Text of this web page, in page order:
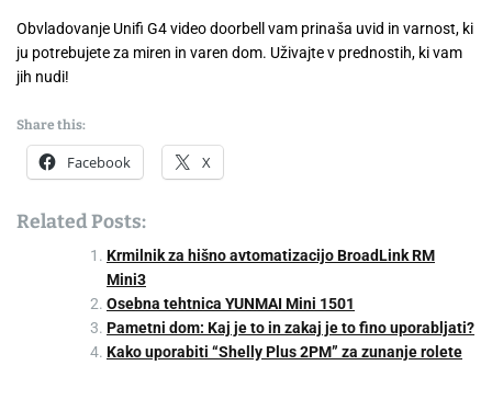
Obvladovanje Unifi G4 video doorbell vam prinaša uvid in varnost, ki
ju potrebujete za miren in varen dom. Uživajte v prednostih, ki vam
jih nudi!
Share this:
Facebook X
Related Posts:
Krmilnik za hišno avtomatizacijo BroadLink RM
Mini3
Osebna tehtnica YUNMAI Mini 1501
Pametni dom: Kaj je to in zakaj je to fino uporabljati?
Kako uporabiti “Shelly Plus 2PM” za zunanje rolete